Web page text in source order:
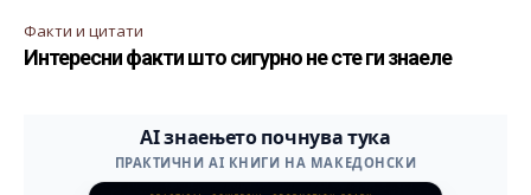
Факти и цитати
Интересни факти што сигурно не сте ги знаеле